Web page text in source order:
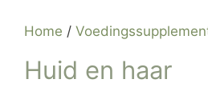
Home /
Huid en haar